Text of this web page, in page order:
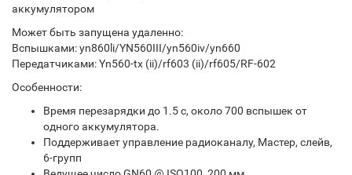
аккумулятором
Может быть запущена удаленно:
Вспышками: yn860li/YN560III/yn560iv/yn660
Передатчиками: Yn560-tx (ii)/rf603 (ii)/rf605/RF-602
Особенности:
Время перезарядки до 1.5 с, около 700 вспышек от
одного аккумулятора.
Поддерживает управление радиоканалу, Мастер, слейв,
6-групп